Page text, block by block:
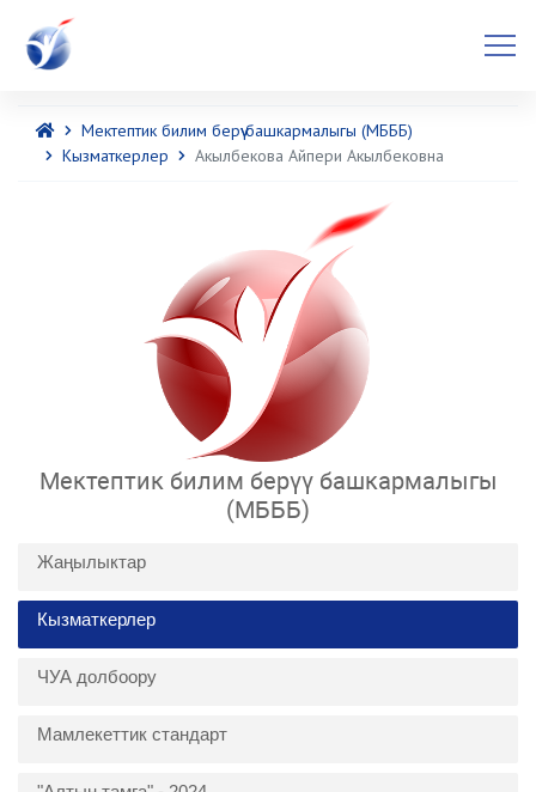
Мектептик билим берүү башкармалыгы (МБББ)
Кызматкерлер
Акылбекова Айпери Акылбековна
Мектептик билим берүү башкармалыгы
(МБББ)
Жаңылыктар
Кызматкерлер
ЧУА долбоору
Мамлекеттик стандарт